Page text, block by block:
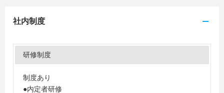
社内制度
研修制度
制度あり
●内定者研修